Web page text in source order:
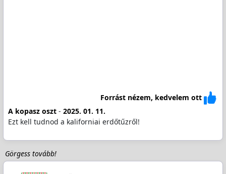
Forrást nézem, kedvelem ott
A kopasz oszt- 2025. 01. 11.
Ezt kell tudnod a kaliforniai erdőtűzről!
Görgess tovább!